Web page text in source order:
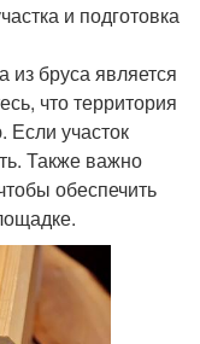
и подготовка
бруса является
что территория
Если участок
Также важно
обеспечить